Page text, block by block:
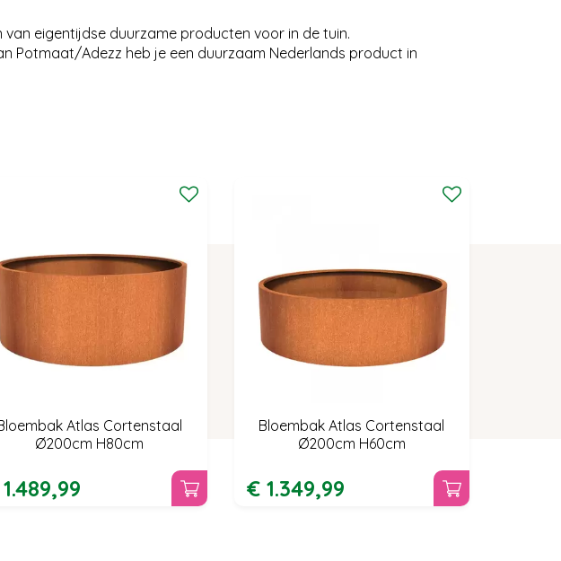
eigentijdse duurzame producten voor in de tuin.
Potmaat/Adezz heb je een duurzaam Nederlands product in
Atlas Cortenstaal
Ø200cm H80cm
1.489,99
Bloembak Atlas Cortenstaal
Ø200cm H60cm
€ 1.349,99